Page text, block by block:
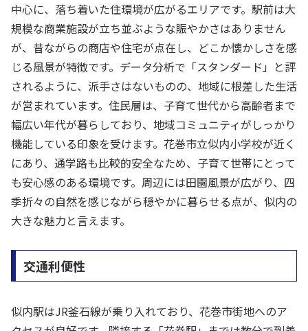
中心に、落ち着いた住環境が広がるエリアです。駅前は大
規模な商業施設が立ち並ぶような賑やかさはありません
が、昔ながらの商店や住宅が点在し、どこか懐かしさを感
じる風景が特徴です。データ分析で「スタンダード」と評
されるように、派手さはないものの、地域に根差した生活
が営まれています。住民層は、子育て世代から高齢者まで
幅広い年代が暮らしており、地域コミュニティがしっかり
機能している印象を受けます。花巻市立似内小学校が近く
にあり、通学路も比較的安全なため、子育て世帯にとって
も安心感のある環境です。周辺には田園風景が広がり、四
季折々の自然を感じながら穏やかに暮らせる点が、似内の
大きな魅力と言えます。
交通利便性
似内駅はJR釜石線が乗り入れており、花巻市街地へのア